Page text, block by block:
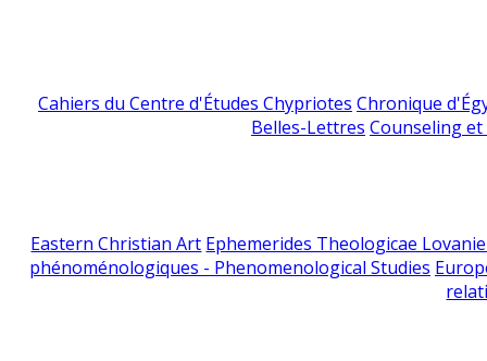
Cahiers du Centre d'Études Chypriotes Chronique
Belles-Lettres Counseling
Eastern Christian Art Ephemerides Theologicae
phénoménologiques - Phenomenological Studies